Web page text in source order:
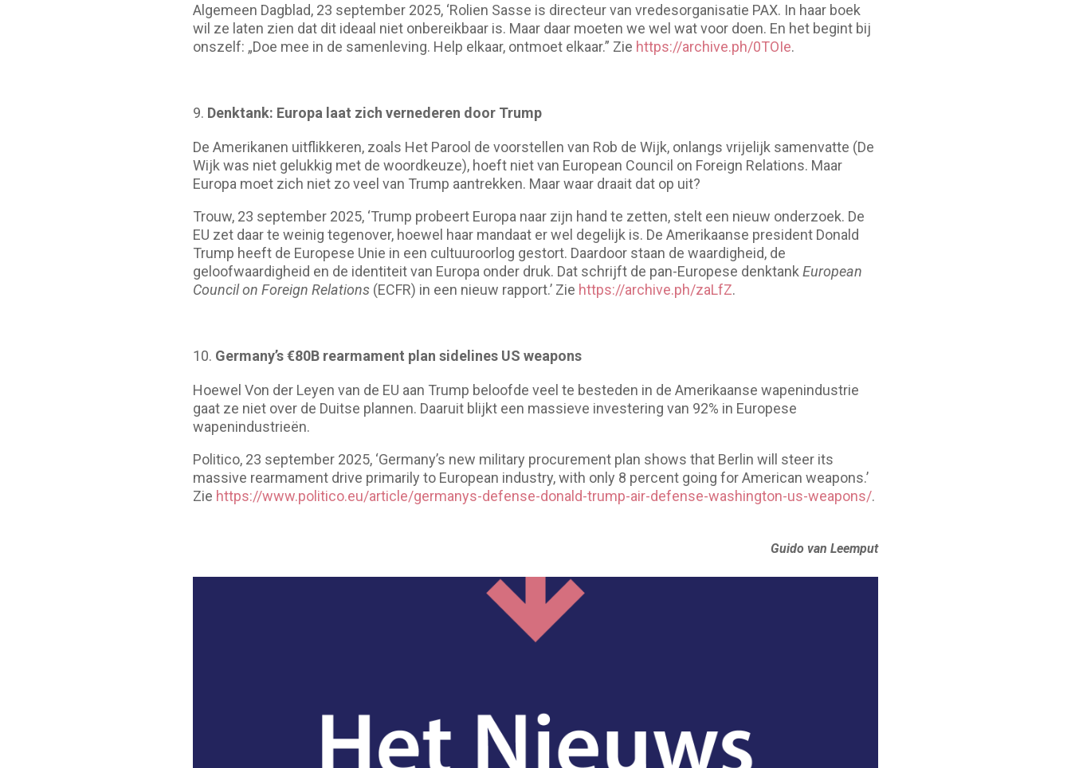
Algemeen Dagblad, 23 september 2025, ‘Rolien Sasse is directeur van vredesorganisatie PAX. In haar boek
wil ze laten zien dat dit ideaal niet onbereikbaar is. Maar daar moeten we wel wat voor doen. En het begint bij
onszelf: „Doe mee in de samenleving. Help elkaar, ontmoet elkaar.” Zie https://archive.ph/0TOIe.
Denktank: Europa laat zich vernederen door Trump
De Amerikanen uitflikkeren, zoals Het Parool de voorstellen van Rob de Wijk, onlangs vrijelijk samenvatte (De
Wijk was niet gelukkig met de woordkeuze), hoeft niet van European Council on Foreign Relations. Maar
Europa moet zich niet zo veel van Trump aantrekken. Maar waar draait dat op uit?
Trouw, 23 september 2025, ‘Trump probeert Europa naar zijn hand te zetten, stelt een nieuw onderzoek. De
EU zet daar te weinig tegenover, hoewel haar mandaat er wel degelijk is. De Amerikaanse president Donald
Trump heeft de Europese Unie in een cultuuroorlog gestort. Daardoor staan de waardigheid, de
geloofwaardigheid en de identiteit van Europa onder druk. Dat schrijft de pan-Europese denktank European
Council on Foreign Relations(ECFR) in een nieuw rapport.’ Zie https://archive.ph/zaLfZ.
Germany’s €80B rearmament plan sidelines US weapons
Hoewel Von der Leyen van de EU aan Trump beloofde veel te besteden in de Amerikaanse wapenindustrie
gaat ze niet over de Duitse plannen. Daaruit blijkt een massieve investering van 92% in Europese
wapenindustrieën.
Politico, 23 september 2025, ‘Germany’s new military procurement plan shows that Berlin will steer its
massive rearmament drive primarily to European industry, with only 8 percent going for American weapons.’
Zie https://www.politico.eu/article/germanys-defense-donald-trump-air-defense-washington-us-weapons/.
Guido van Leemput